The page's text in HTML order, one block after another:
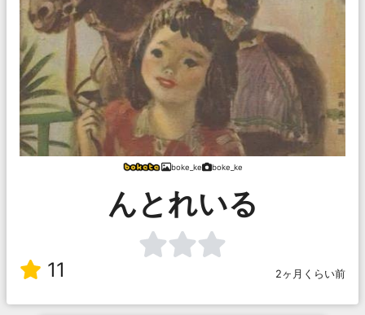
boke_ke boke_ke
んとれいる
11 2ヶ月くらい前